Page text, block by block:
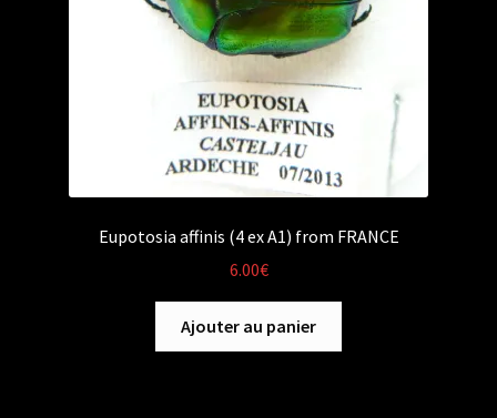
Eupotosia affinis (4 ex A1) from FRANCE
6.00€
Ajouter au panier